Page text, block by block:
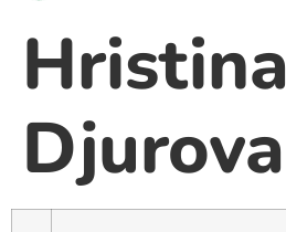
Hristina
Djurova